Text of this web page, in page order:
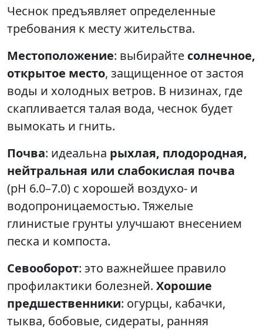
Чеснок предъявляет определенные
требования к месту жительства.
Местоположение: выбирайте солнечное,
открытое место, защищенное от застоя
воды и холодных ветров. В низинах, где
скапливается талая вода, чеснок будет
вымокать и гнить.
Почва: идеальна рыхлая, плодородная,
нейтральная или слабокислая почва
(pH 6.0–7.0) с хорошей воздухо- и
водопроницаемостью. Тяжелые
глинистые грунты улучшают внесением
песка и компоста.
Севооборот: это важнейшее правило
профилактики болезней. Хорошие
предшественники: огурцы, кабачки,
тыква, бобовые, сидераты, ранняя